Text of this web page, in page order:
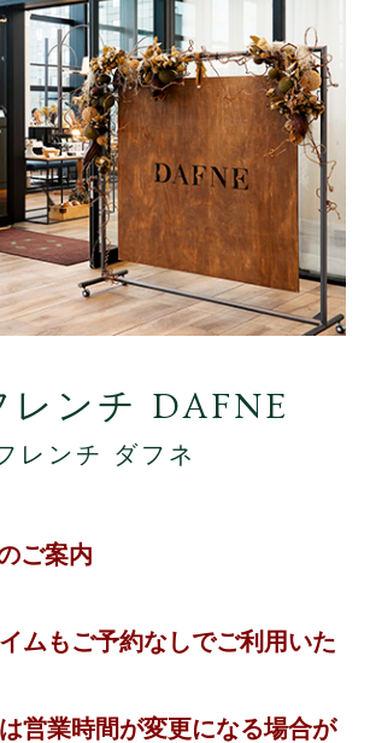
レンチ DAFNE
レンチ ダフネ
ご案内
ムもご予約なしでご利用いた
営業時間が変更になる場合が